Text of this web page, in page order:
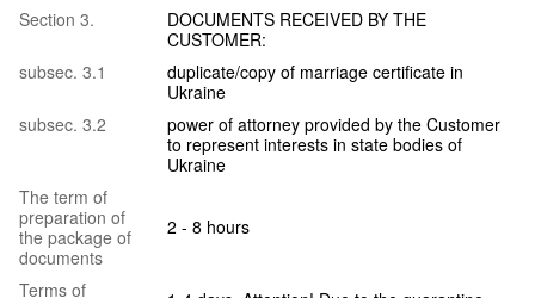
Section 3.
DOCUMENTS RECEIVED BY THE
CUSTOMER:
subsec. 3.1
duplicate/copy of marriage certificate in
Ukraine
subsec. 3.2
power of attorney provided by the Customer
to represent interests in state bodies of
Ukraine
The term of
preparation of
the package of
documents
2 - 8 hours
Terms of